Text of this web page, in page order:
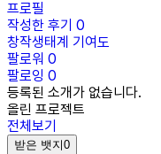
프로필
작성한 후기 0
창작생태계 기여도
팔로워 0
팔로잉 0
등록된 소개가 없습니다.
올린 프로젝트
전체보기
받은 뱃지0